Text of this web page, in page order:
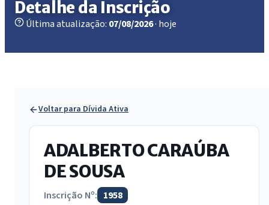
Detalhe da Inscrição
Última atualização: 07/08/2026· hoje
Voltar para Dívida Ativa
ADALBERTO CARAÚBA
DE SOUSA
Inscrição Nº: 1958